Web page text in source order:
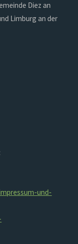
Diez an
Limburg an der
und-